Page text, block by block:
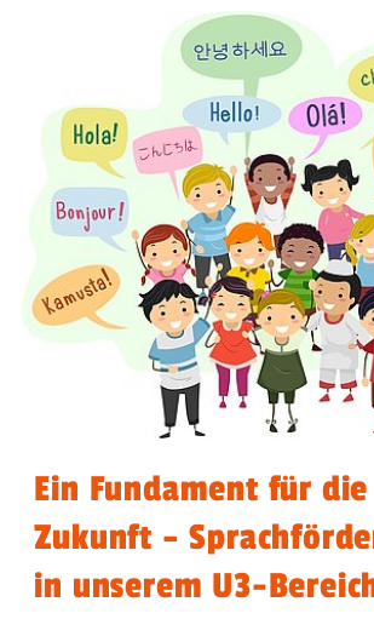
Ein Fundament für die
Zukunft –
in unserem U3-